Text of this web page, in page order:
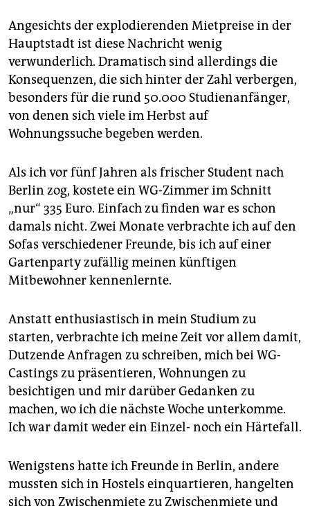
Angesichts der explodierenden Mietpreise in der
Hauptstadt ist diese Nachricht wenig
verwunderlich. Dramatisch sind allerdings die
Konsequenzen, die sich hinter der Zahl verbergen,
besonders für die rund 50.000 Studienanfänger,
von denen sich viele im Herbst auf
Wohnungssuche begeben werden.
Als ich vor fünf Jahren als frischer Student nach
Berlin zog, kostete ein WG-Zimmer im Schnitt
„nur“ 335 Euro. Einfach zu finden war es schon
damals nicht. Zwei Monate verbrachte ich auf den
Sofas verschiedener Freunde, bis ich auf einer
Gartenparty zufällig meinen künftigen
Mitbewohner kennenlernte.
Anstatt enthusiastisch in mein Studium zu
starten, verbrachte ich meine Zeit vor allem damit,
Dutzende Anfragen zu schreiben, mich bei WG-
Castings zu präsentieren, Wohnungen zu
besichtigen und mir darüber Gedanken zu
machen, wo ich die nächste Woche unterkomme.
Ich war damit weder ein Einzel- noch ein Härtefall.
Wenigstens hatte ich Freunde in Berlin, andere
mussten sich in Hos­tels einquartieren, hangelten
sich von Zwischenmiete zu Zwischenmiete und